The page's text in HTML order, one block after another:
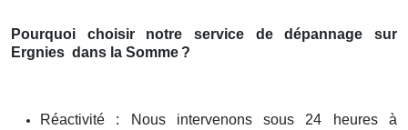
Pourquoi choisir notre service de dépannage sur
Ergnies dans la Somme ?
Réactivité : Nous intervenons sous 24 heures à